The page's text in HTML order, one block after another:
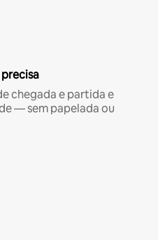
chegada e partida e
— sem papelada ou